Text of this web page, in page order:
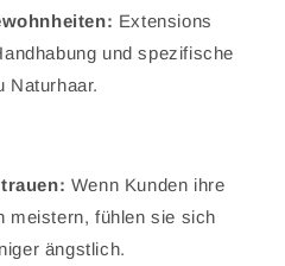
Extensions
und spezifische
Naturhaar.
Wenn Kunden ihre
meistern, fühlen sie sich
ängstlich.